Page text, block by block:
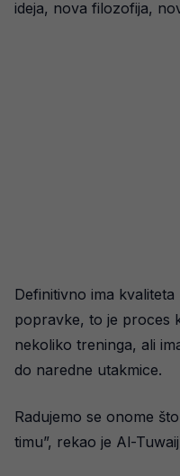
ideja, nova filozofija,
Definitivno ima
popravke, to je proces
nekoliko treninga, ali
do naredne utakmice.
Radujemo se onome
timu”, rekao je Al-